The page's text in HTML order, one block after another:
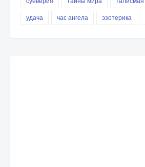
удача
час ангела эзотерика